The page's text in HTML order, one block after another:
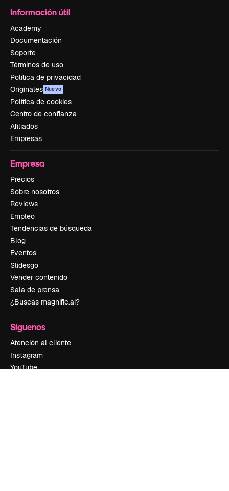
Información útil
Academy
Documentación
Soporte
Términos de uso
Política de privacidad
Originales Nuevo
Política de cookies
Centro de confianza
Afiliados
Empresas
Empresa
Precios
Sobre nosotros
Reviews
Empleo
Tendencias de búsqueda
Blog
Eventos
Slidesgo
Vender contenido
Sala de prensa
¿Buscas magnific.ai?
Síguenos
Atención al cliente
Instagram
YouTube